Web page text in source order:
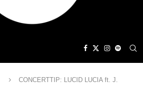
CONCERTTIP: LUCID LUCIA ft. J.